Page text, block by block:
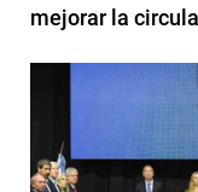
mejorar la